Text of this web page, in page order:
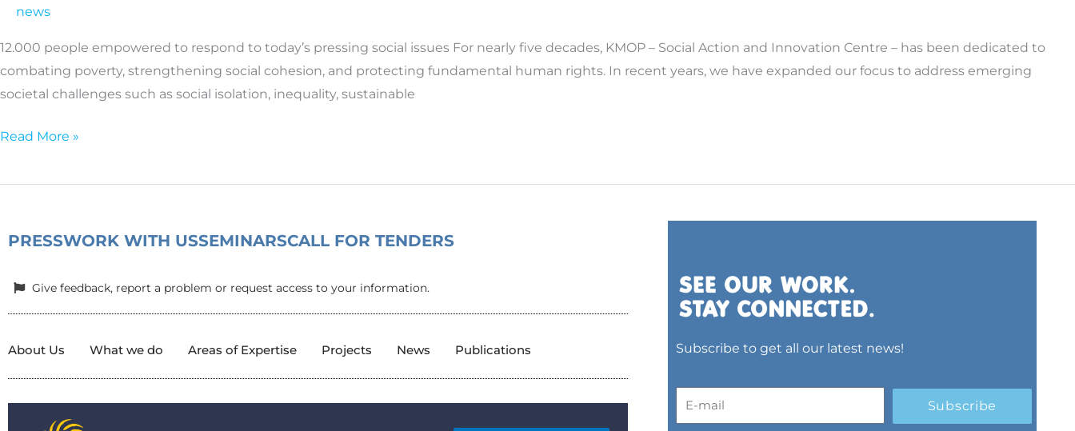
news
12.000 people empowered to respond to today’s pressing social issues For nearly five decades, KMOP – Social Action and Innovation Centre – has been dedicated to
combating poverty, strengthening social cohesion, and protecting fundamental human rights. In recent years, we have expanded our focus to address emerging
societal challenges such as social isolation, inequality, sustainable
here:
Discover
our
journey
empowering
and
Read More »
PRESSWORK WITH USSEMINARSCALL FOR TENDERS
Give feedback, report a problem or request access to your information.
About Us What we do Areas of Expertise Projects News Publications Subscribe to get all our latest news!
Subscribe